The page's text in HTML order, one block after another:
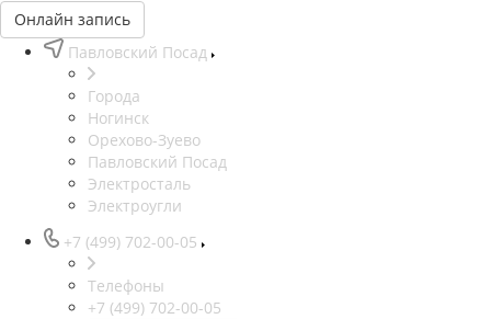
Онлайн запись
Павловский Посад
Города
Ногинск
Орехово-Зуево
Павловский Посад
Электросталь
Электроугли
+7 (499) 702-00-05
Телефоны
+7 (499) 702-00-05